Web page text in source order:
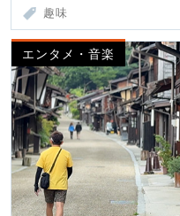
趣味
エンタメ・音楽